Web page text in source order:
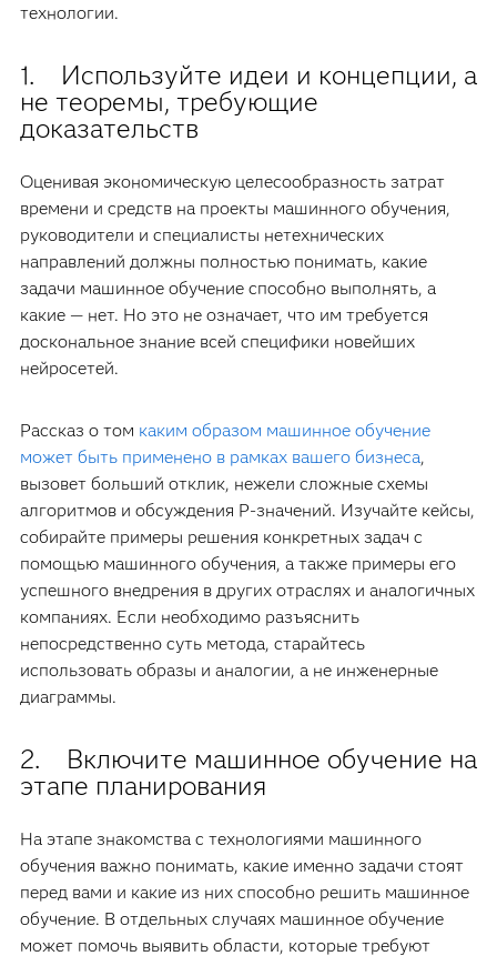
технологии.
1. Используйте идеи и концепции, а
не теоремы, требующие
доказательств
Оценивая экономическую целесообразность затрат
времени и средств на проекты машинного обучения,
руководители и специалисты нетехнических
направлений должны полностью понимать, какие
задачи машинное обучение способно выполнять, а
какие — нет. Но это не означает, что им требуется
доскональное знание всей специфики новейших
нейросетей.
Рассказ о том каким образом машинное обучение
может быть применено в рамках вашего бизнеса,
вызовет больший отклик, нежели сложные схемы
алгоритмов и обсуждения P-значений. Изучайте кейсы,
собирайте примеры решения конкретных задач с
помощью машинного обучения, а также примеры его
успешного внедрения в других отраслях и аналогичных
компаниях. Если необходимо разъяснить
непосредственно суть метода, старайтесь
использовать образы и аналогии, а не инженерные
диаграммы.
2. Включите машинное обучение на
этапе планирования
На этапе знакомства с технологиями машинного
обучения важно понимать, какие именно задачи стоят
перед вами и какие из них способно решить машинное
обучение. В отдельных случаях машинное обучение
может помочь выявить области, которые требуют